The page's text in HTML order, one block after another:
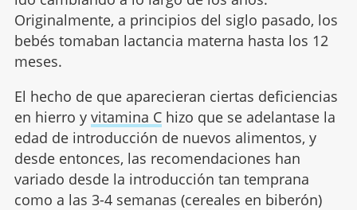
Originalmente, a principios del siglo pasado, los
bebés tomaban lactancia materna hasta los 12
meses.
El hecho de que aparecieran ciertas deficiencias
en hierro y vitamina Chizo que se adelantase la
edad de introducción de nuevos alimentos, y
desde entonces, las recomendaciones han
variado desde la introducción tan temprana
como a las 3-4 semanas (cereales en biberón)